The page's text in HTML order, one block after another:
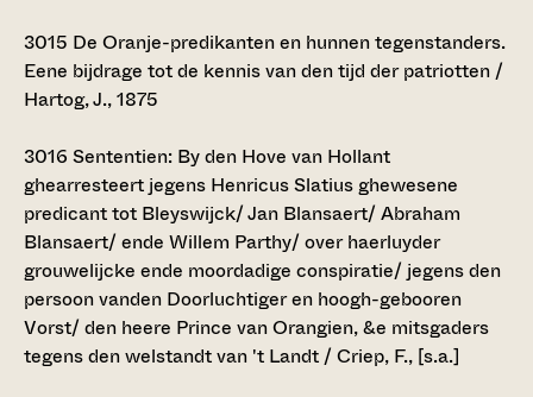
3015 De Oranje-predikanten en hunnen tegenstanders.
Eene bijdrage tot de kennis van den tijd der patriotten /
Hartog, J., 1875
3016 Sententien: By den Hove van Hollant
ghearresteert jegens Henricus Slatius ghewesene
predicant tot Bleyswijck/ Jan Blansaert/ Abraham
Blansaert/ ende Willem Parthy/ over haerluyder
grouwelijcke ende moordadige conspiratie/ jegens den
persoon vanden Doorluchtiger en hoogh-gebooren
Vorst/ den heere Prince van Orangien, &e mitsgaders
tegens den welstandt van 't Landt / Criep, F., [s.a.]